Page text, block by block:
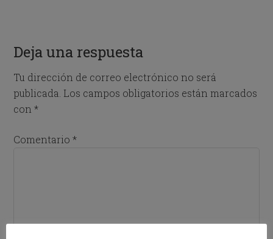
Deja una respuesta
Tu dirección de correo electrónico no será
publicada. Los campos obligatorios están marcados
con*
Comentario*